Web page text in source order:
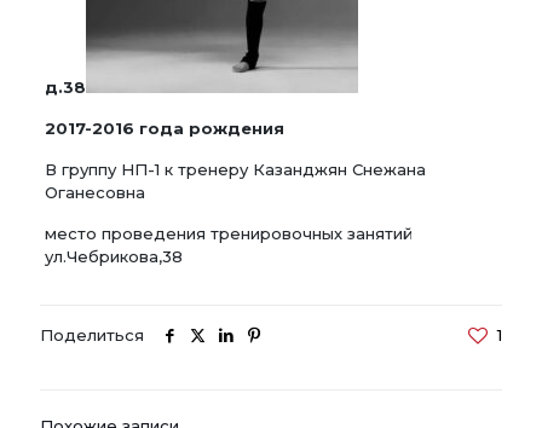
д.38
2017-2016 года рождения
В группу НП-1 к тренеру Казанджян Снежана
Оганесовна
место проведения тренировочных занятий
ул.Чебрикова,38
Поделиться 1